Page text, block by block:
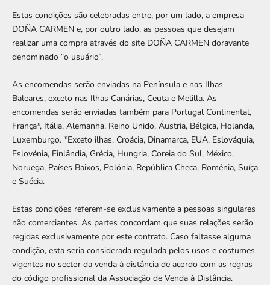
Estas condições são celebradas entre, por um lado, a empresa
DOÑA CARMEN e, por outro lado, as pessoas que desejam
realizar uma compra através do site DOÑA CARMEN doravante
denominado “o usuário”.
As encomendas serão enviadas na Península e nas Ilhas
Baleares, exceto nas Ilhas Canárias, Ceuta e Melilla. As
encomendas serão enviadas também para Portugal Continental,
França*, Itália, Alemanha, Reino Unido, Áustria, Bélgica, Holanda,
Luxemburgo. *Exceto ilhas, Croácia, Dinamarca, EUA, Eslováquia,
Eslovénia, Finlândia, Grécia, Hungria, Coreia do Sul, México,
Noruega, Países Baixos, Polónia, República Checa, Roménia, Suíça
e Suécia.
Estas condições referem-se exclusivamente a pessoas singulares
não comerciantes. As partes concordam que suas relações serão
regidas exclusivamente por este contrato. Caso faltasse alguma
condição, esta seria considerada regulada pelos usos e costumes
vigentes no sector da venda à distância de acordo com as regras
do código profissional da Associação de Venda à Distância.